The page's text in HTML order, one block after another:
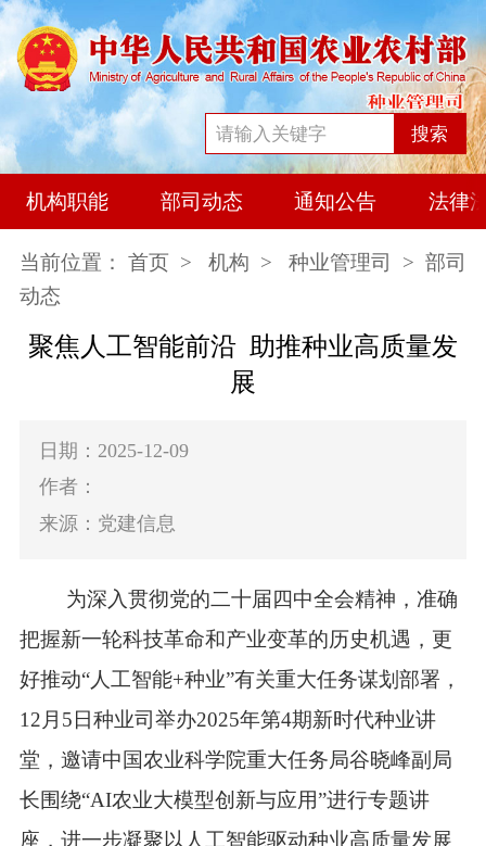
搜索
机构职能 部司动态 通知公告 法律
当前位置： 首页 > 机构 > 种业管理司
> 部司
动态
聚焦人工智能前沿 助推种业高质量发
展
日期：2025-12-09
作者：
来源：党建信息
为深入贯彻党的二十届四中全会精神，准确
把握新一轮科技革命和产业变革的历史机遇，更
好推动“人工智能+种业”有关重大任务谋划部署，
12月5日种业司举办2025年第4期新时代种业讲
堂，邀请中国农业科学院重大任务局谷晓峰副局
长围绕“AI农业大模型创新与应用”进行专题讲
座，进一步凝聚以人工智能驱动种业高质量发展